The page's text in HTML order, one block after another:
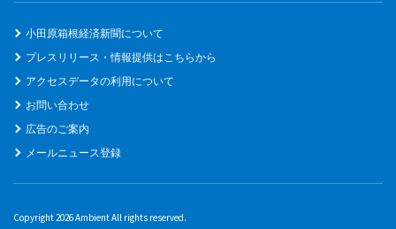
小田原箱根経済新聞について
プレスリリース・情報提供はこちらから
アクセスデータの利用について
お問い合わせ
広告のご案内
メールニュース登録
Copyright 2026 Ambient All rights reserved.